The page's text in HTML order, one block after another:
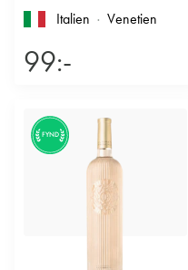
Italien
Venetien
99:-
FYND